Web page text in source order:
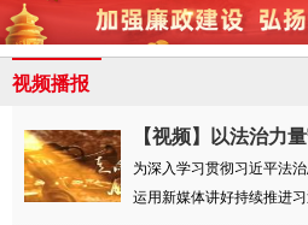
视频播报
【视频】以法治力
为深入学习贯彻习近平法
运用新媒体讲好持续推进